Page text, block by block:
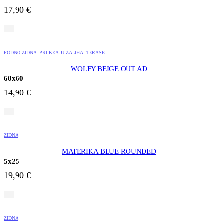
17,90 €
PODNO-ZIDNA PRI KRAJU ZALIHA TERASE
WOLFY BEIGE OUT AD
60x60
14,90 €
ZIDNA
MATERIKA BLUE ROUNDED
5x25
19,90 €
ZIDNA